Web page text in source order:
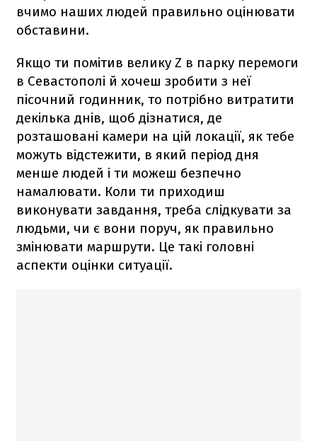
вчимо наших людей правильно оцінювати
обставини.
Якщо ти помітив велику Z в парку перемоги
в Севастополі й хочеш зробити з неї
пісочний годинник, то потрібно витратити
декілька днів, щоб дізнатися, де
розташовані камери на цій локації, як тебе
можуть відстежити, в який період дня
менше людей і ти можеш безпечно
намалювати. Коли ти приходиш
виконувати завдання, треба слідкувати за
людьми, чи є вони поруч, як правильно
змінювати маршрути. Це такі головні
аспекти оцінки ситуації.